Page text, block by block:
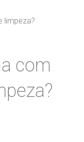
limpeza?
com